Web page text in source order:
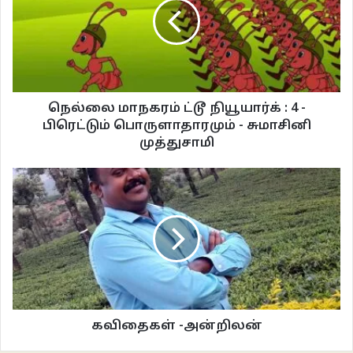
எல்லோரும் திரும்பவும் மகிழ்ச்சியான மனநிலைக்கு வந்தனர். ஆனால்
சாவித்துளையைப் பார்ப்பதற்கு இன்னும் ஐடியா கிடைக்கவில்லை.
அப்போது தான் அந்த சூப்பர் ஐடியா கிடைத்தது பாலாவிற்கு.
“ஐடியா கண்டுபிடிச்சேனே
சூப்பரான ஐடியா ஒண்ணு
நான் கண்டுபிடிச்சேனே”
என்று பாடத் தொடங்கினான்.
என்ன ஐடியா என்று தெரியாமலே வழக்கம்போல எல்லோரும் கோரஸ் பாட
ஆரம்பித்தனர்.
நெல்லை மாநகரம் ட்டூ நியூயார்க் : 4 -
பிரெட்டும் பொருளாதாரமும் - சுமாசினி
முத்துசாமி
கவிதைகள் -அன்றிலன்